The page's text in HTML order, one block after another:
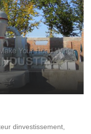
dinvestissement,